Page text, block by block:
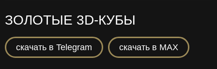
ЗОЛОТЫЕ 3D‑КУБЫ
скачать в Telegram скачать в MAX